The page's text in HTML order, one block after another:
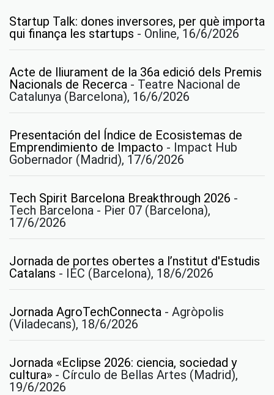
Startup Talk: dones inversores, per què importa
qui finança les startups - Online, 16/6/2026
Acte de lliurament de la 36a edició dels Premis
Nacionals de Recerca - Teatre Nacional de
Catalunya (Barcelona), 16/6/2026
Presentación del Índice de Ecosistemas de
Emprendimiento de Impacto - Impact Hub
Gobernador (Madrid), 17/6/2026
Tech Spirit Barcelona Breakthrough 2026 -
Tech Barcelona - Pier 07 (Barcelona),
17/6/2026
Jornada de portes obertes a l’nstitut d'Estudis
Catalans - IEC (Barcelona), 18/6/2026
Jornada AgroTechConnecta - Agròpolis
(Viladecans), 18/6/2026
Jornada «Eclipse 2026: ciencia, sociedad y
cultura» - Círculo de Bellas Artes (Madrid),
19/6/2026